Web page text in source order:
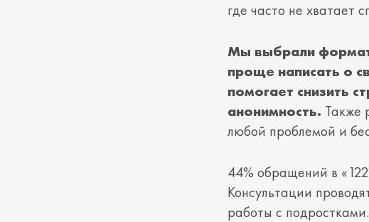
где часто не хватает
Мы выбрали
проще написать о
помогает снизить
анонимность. Также
любой проблемой и
44% обращений в
Консультации
работы с